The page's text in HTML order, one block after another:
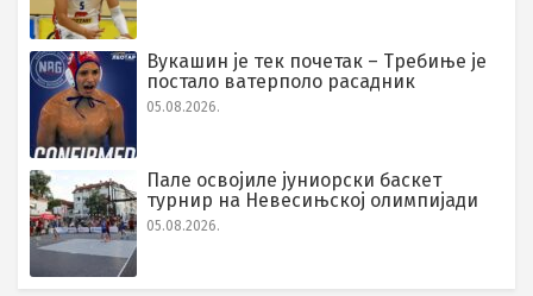
Вукашин је тек почетак – Требиње је
постало ватерполо расадник
05.08.2026.
Пале освојиле јуниорски баскет
турнир на Невесињској олимпијади
05.08.2026.